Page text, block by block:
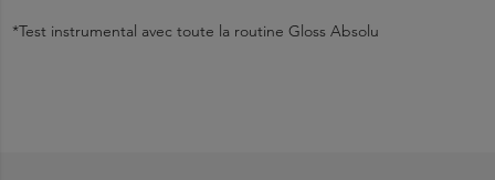
*Test instrumental avec toute la routine Gloss Absolu